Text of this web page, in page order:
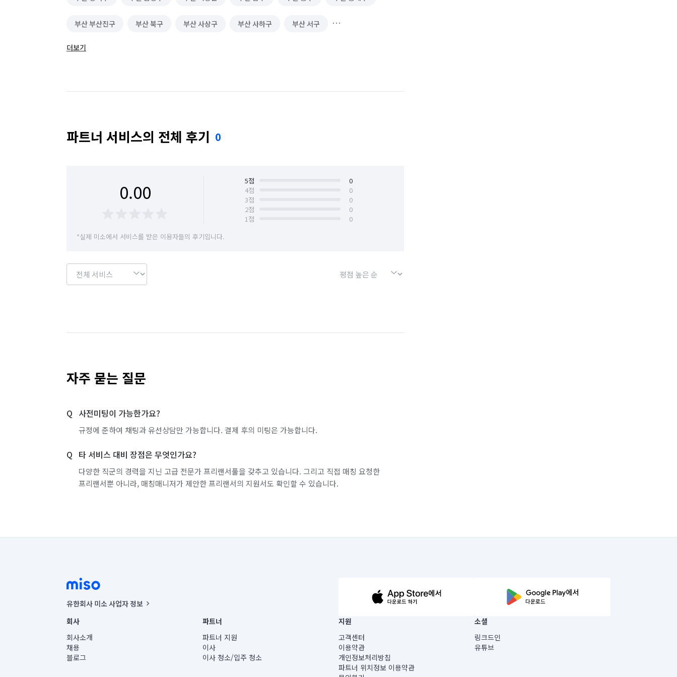
부산 부산진구 부산 북구 부산 사상구 부산 사하구 부산 서구
부산 수영구
더보기
파트너 서비스의 전체 후기 0
0.00 5점
0
4점
0
3점
0
2점
0
1점
0
*실제 미소에서 서비스를 받은 이용자들의 후기입니다.
자주 묻는 질문
사전미팅이 가능한가요?
규정에 준하여 채팅과 유선상담만 가능합니다. 결제 후의 미팅은 가능합니다.
타 서비스 대비 장점은 무엇인가요?
다양한 직군의 경력을 지닌 고급 전문가 프리랜서풀을 갖추고 있습니다. 그리고 직접 매칭 요청한
프리랜서뿐 아니라, 매칭매니저가 제안한 프리랜서의 지원서도 확인할 수 있습니다.
유한회사 미소 사업자 정보
사업자등록번호 : 291-87-00271 | 인허가번호 : 2016-3220163-14-5-00019 |
통신판매신고번호 : 2024-서울종로-1400(공정거래위원회 정보) |
대표이사 : CHING VICTOR COLUMBIA RHEE
주소 | 본사: 서울특별시 종로구 율곡로 6(중학동, 트윈트리빌딩) B동 5층
컨택센터 : 서울특별시 종로구 수송동 율곡로 24, 7층, 8층 미소
회사
회사소개
채용
블로그
파트너
파트너 지원
이사
이사 청소/입주 청소
지원
고객센터
이용약관
개인정보처리방침
파트너 위치정보 이용약관
소셜
링크드인
유튜브